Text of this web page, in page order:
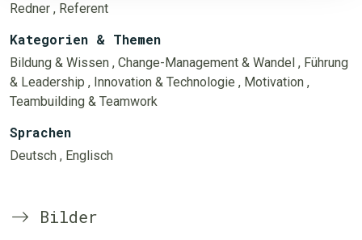
Redner , Referent
Kategorien & Themen
Bildung & Wissen , Change-Management & Wandel , Führung
& Leadership , Innovation & Technologie , Motivation ,
Teambuilding & Teamwork
Sprachen
Deutsch , Englisch
Bilder